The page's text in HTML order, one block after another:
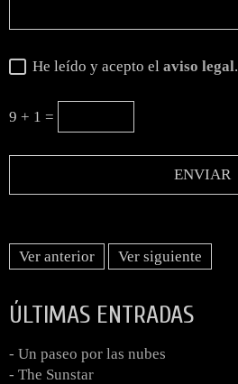
He leído y acepto el aviso legal.
9 + 1 =
Ver anterior Ver siguiente
ÚLTIMAS ENTRADAS
- Un paseo por las nubes
- The Sunstar